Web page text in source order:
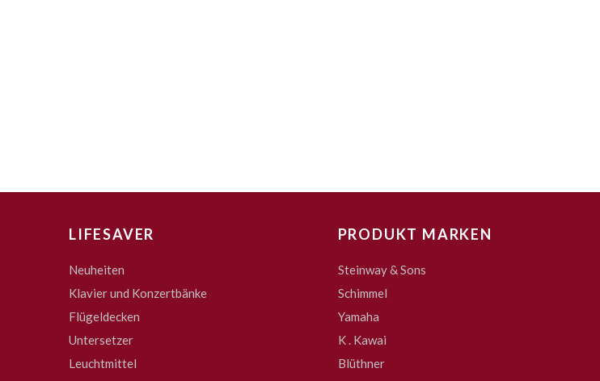
LIFESAVER
Neuheiten
Klavier und Konzertbänke
Flügeldecken
Untersetzer
Leuchtmittel
PRODUKT MARKEN
Steinway & Sons
Schimmel
Yamaha
K . Kawai
Blüthner